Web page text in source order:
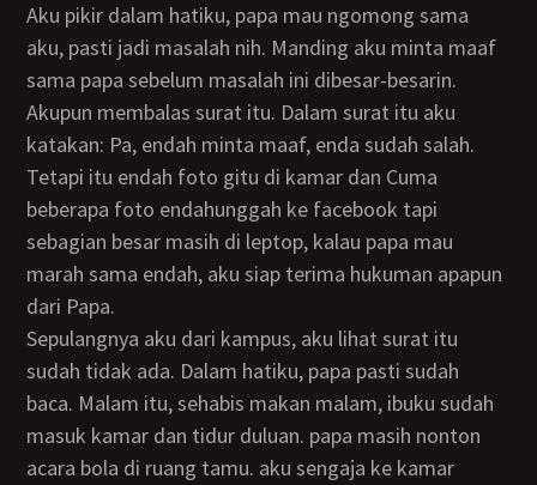
Aku pikir dalam hatiku, papa mau ngomong sama
aku, pasti jadi masalah nih. Manding aku minta maaf
sama papa sebelum masalah ini dibesar-besarin.
Akupun membalas surat itu. Dalam surat itu aku
katakan: Pa, endah minta maaf, enda sudah salah.
Tetapi itu endah foto gitu di kamar dan Cuma
beberapa foto endahunggah ke facebook tapi
sebagian besar masih di leptop, kalau papa mau
marah sama endah, aku siap terima hukuman apapun
dari Papa.
Sepulangnya aku dari kampus, aku lihat surat itu
sudah tidak ada. Dalam hatiku, papa pasti sudah
baca. Malam itu, sehabis makan malam, ibuku sudah
masuk kamar dan tidur duluan. papa masih nonton
acara bola di ruang tamu. aku sengaja ke kamar